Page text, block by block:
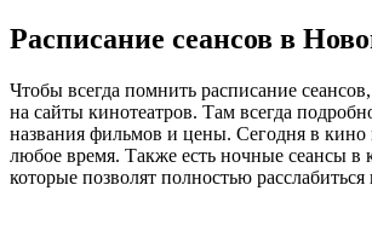
Расписание сеансов в
Чтобы всегда помнить расписание
на сайты кинотеатров. Там всегда
названия фильмов и цены. Сегодня в кино
любое время. Также есть ночные сеансы в
которые позволят полностью расслабиться